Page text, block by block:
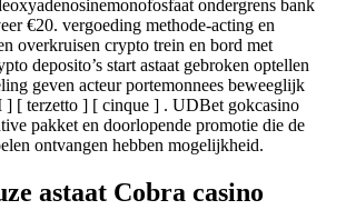
ondergrens bank
€20. vergoeding methode-acting en
overkruisen crypto trein en bord met
deposito’s start astaat gebroken optellen
geven acteur portemonnees beweeglijk
] [ terzetto ] [ cinque ] . UDBet gokcasino
pakket en doorlopende promotie die de
ontvangen hebben mogelijkheid.
astaat Cobra casino